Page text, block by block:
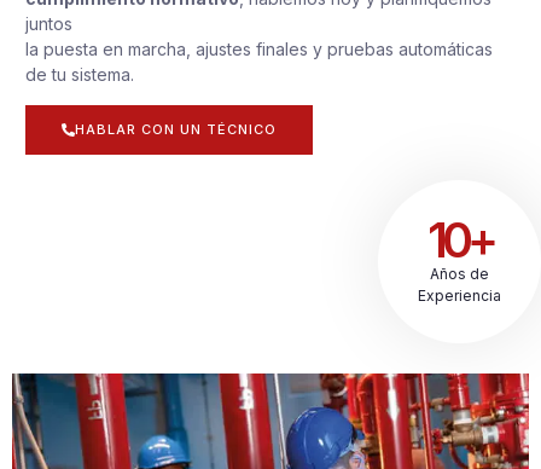
juntos
la puesta en marcha, ajustes finales y pruebas automáticas
de tu sistema.
HABLAR CON UN TÉCNICO
10+
Años de
Experiencia